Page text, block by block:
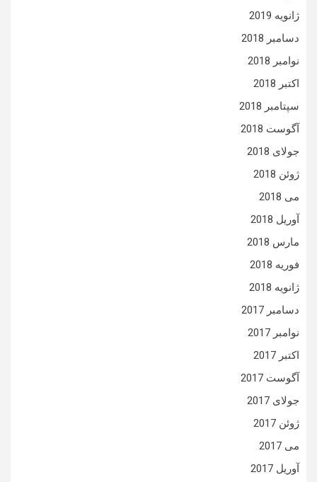
ژانویه 2019
دسامبر 2018
نوامبر 2018
اکتبر 2018
سپتامبر 2018
آگوست 2018
جولای 2018
ژوئن 2018
می 2018
آوریل 2018
مارس 2018
فوریه 2018
ژانویه 2018
دسامبر 2017
نوامبر 2017
اکتبر 2017
آگوست 2017
جولای 2017
ژوئن 2017
می 2017
آوریل 2017